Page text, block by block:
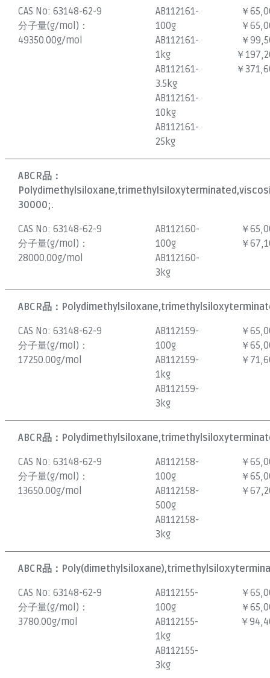
CAS No:63148-62-9
分子量(g/mol)：
49350.00g/mol
AB112161-
100g
AB112161-
1kg
AB112161-
3.5kg
AB112161-
10kg
AB112161-
25kg
￥
￥
￥
￥
￥
ABCR品：
30000;.
CAS No:63148-62-9
分子量(g/mol)：
28000.00g/mol
AB112160-
100g
AB112160-
3kg
￥
￥
ABCR品：
CAS No:63148-62-9
分子量(g/mol)：
17250.00g/mol
AB112159-
100g
AB112159-
1kg
AB112159-
3kg
￥
￥
￥
ABCR品：
CAS No:63148-62-9
分子量(g/mol)：
13650.00g/mol
AB112158-
100g
AB112158-
500g
AB112158-
3kg
￥
￥
￥
ABCR品：
CAS No:63148-62-9
分子量(g/mol)：
3780.00g/mol
AB112155-
100g
AB112155-
1kg
AB112155-
3kg
￥
￥
￥